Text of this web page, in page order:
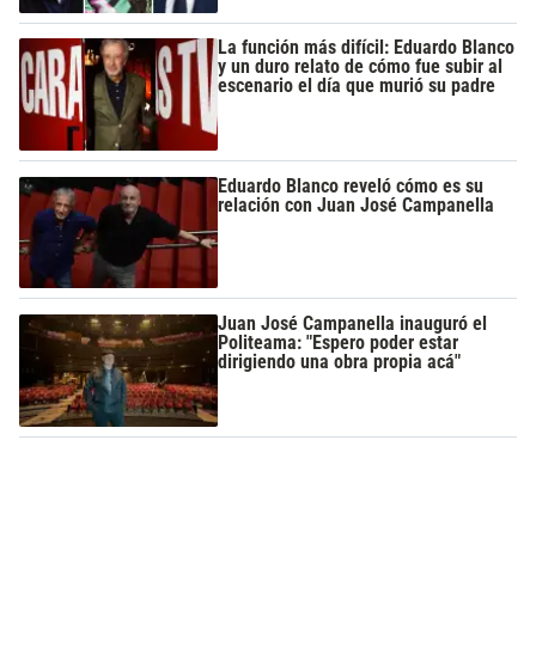
La función más difícil: Eduardo Blanco
y un duro relato de cómo fue subir al
escenario el día que murió su padre
Eduardo Blanco reveló cómo es su
relación con Juan José Campanella
Juan José Campanella inauguró el
Politeama: "Espero poder estar
dirigiendo una obra propia acá"